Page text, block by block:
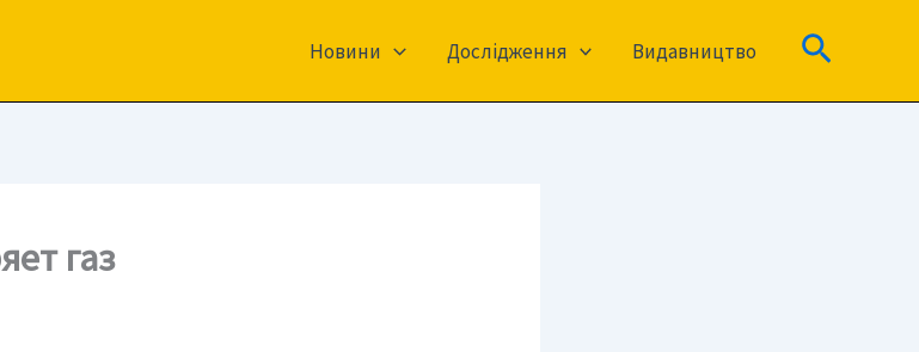
Новини Дослідження Видавництво Пошук
газ